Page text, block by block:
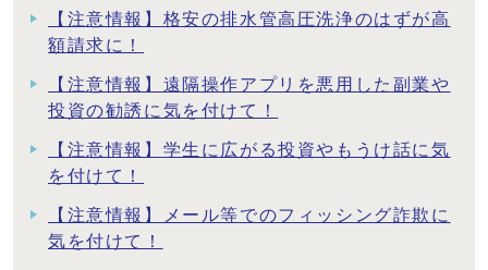
【注意情報】格安の排水管高圧洗浄のはずが高
額請求に！
【注意情報】遠隔操作アプリを悪用した副業や
投資の勧誘に気を付けて！
【注意情報】学生に広がる投資やもうけ話に気
を付けて！
【注意情報】メール等でのフィッシング詐欺に
気を付けて！